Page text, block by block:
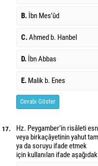
B. İbn Mes’ûd
C.Ahmed b. Hanbel
D. İbn Abbas
E. Malik b. Enes
Cevabı Göster
17.
Hz. Peygamber’in risâleti
veya birkaçâyetinin yahut
ya da soruyu ifade etmek
için kullanılan ifade